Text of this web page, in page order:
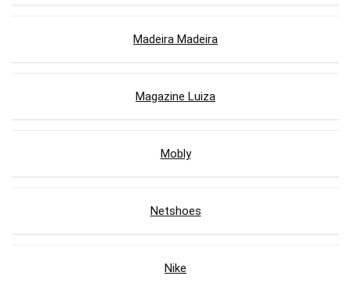
Madeira Madeira
Magazine Luiza
Mobly
Netshoes
Nike